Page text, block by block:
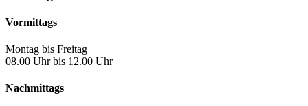
Vormittags
Montag bis Freitag
08.00 Uhr bis 12.00 Uhr
Nachmittags